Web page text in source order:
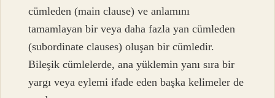
cümleden (main clause) ve anlamını
tamamlayan bir veya daha fazla yan cümleden
(subordinate clauses) oluşan bir cümledir.
Bileşik cümlelerde, ana yüklemin yanı sıra bir
yargı veya eylemi ifade eden başka kelimeler de